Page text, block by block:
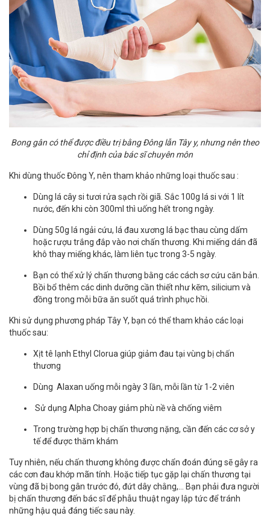
Bong gân có thể được điều trị bằng Đông lẫn Tây y, nhưng nên theo
chỉ định của bác sĩ chuyên môn
Khi dùng thuốc Đông Y, nên tham khảo những loại thuốc sau :
Dùng lá cây si tươi rửa sạch rồi giã. Sắc 100g lá si với 1 lít
nước, đến khi còn 300ml thì uống hết trong ngày.
Dùng 50g lá ngải cứu, lá đau xương lá bạc thau cùng dấm
hoặc rượu trắng đắp vào nơi chấn thương. Khi miếng dán đã
khô thay miếng khác, làm liên tục trong 3-5 ngày.
Bạn có thể xử lý chấn thương bằng các cách sơ cứu căn bản.
Bồi bổ thêm các dinh dưỡng cần thiết như kẽm, silicium và
đồng trong mỗi bữa ăn suốt quá trình phục hồi.
Khi sử dụng phương pháp Tây Y, bạn có thể tham khảo các loại
thuốc sau:
Xịt tê lạnh Ethyl Clorua giúp giảm đau tại vùng bị chấn
thương
Dùng Alaxan uống mỗi ngày 3 lần, mỗi lần từ 1-2 viên
Sử dụng Alpha Choay giảm phù nề và chống viêm
Trong trường hợp bị chấn thương nặng, cần đến các cơ sở y
tế để được thăm khám
Tuy nhiên, nếu chấn thương không được chẩn đoán đúng sẽ gây ra
các cơn đau khớp mãn tính. Hoặc tiếp tục gặp lại chấn thương tại
vùng đã bị bong gân trước đó, đứt dây chằng,… Bạn phải đưa người
bị chấn thương đến bác sĩ để phẫu thuật ngay lập tức để tránh
những hậu quả đáng tiếc sau này.